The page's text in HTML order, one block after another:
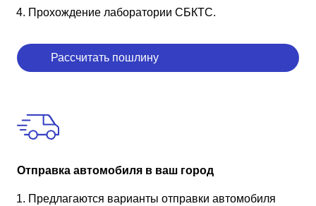
Прохождение лаборатории СБКТС.
Рассчитать пошлину
Отправка автомобиля в ваш город
Предлагаются варианты отправки автомобиля